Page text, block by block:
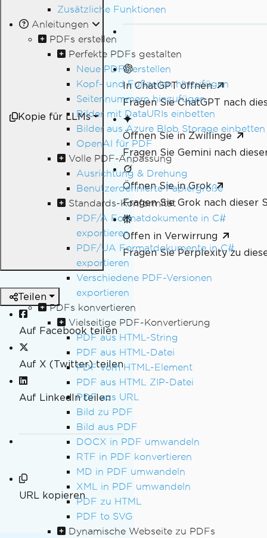
Zusätzliche Funktionen
Anleitungen
PDFs erstellen
Perfekte PDFs gestalten
Neue PDFs erstellen
Kopf- und Fußzeilen hinzufügen
Seitennummern hinzufügen
Bilder mit DataURIs einbetten
Bilder aus Azure Blob Storage einbetten
OpenAI für PDF
Volle PDF-Anpassung
Ausrichtung & Drehung
Benutzerdefinierte Papiergröße
Standards-Konformität
PDF/A Formatdokumente in C#
exportieren
PDF/UA Formatdokumente in C#
exportieren
Verschiedene PDF-Versionen
exportieren
PDFs konvertieren
Vielseitige PDF-Konvertierung
PDF aus HTML-String
PDF aus HTML-Datei
PDF vom HTML-Element
PDF aus HTML ZIP-Datei
PDF aus URL
Bild zu PDF
Bild aus PDF
DOCX in PDF umwandeln
RTF in PDF konvertieren
MD in PDF umwandeln
XML in PDF umwandeln
PDF zu HTML
PDF to SVG
Dynamische Webseite zu PDFs
Kopie für LLMs
In ChatGPT öffnen
Fragen Sie ChatGPT nach
Öffnen Sie in Zwillinge
Fragen Sie Gemini nach
Öffnen Sie in Grok
Fragen Sie Grok nach dieser
Offen in Verwirrung
Fragen Sie Perplexity zu
Teilen
Auf Facebook teilen
Auf X (Twitter) teilen
Auf LinkedIn teilen
URL kopieren